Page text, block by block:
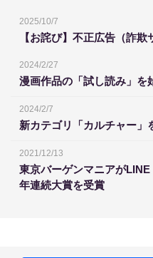
2025/10/7
【お詫び】不正広告（詐
2024/2/27
漫画作品の「試し読み」を
2024/2/7
新カテゴリ「カルチャー」
2021/12/13
東京バーゲンマニアが
年連続大賞を受賞